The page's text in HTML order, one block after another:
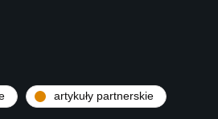
artykuły partnerskie